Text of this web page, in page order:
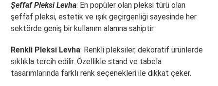
Şeffaf Pleksi Levha: En popüler olan pleksi türü olan
şeffaf pleksi, estetik ve ışık geçirgenliği sayesinde her
sektörde geniş bir kullanım alanına sahiptir.
Renkli Pleksi Levha: Renkli pleksiler, dekoratif ürünlerde
sıklıkla tercih edilir. Özellikle stand ve tabela
tasarımlarında farklı renk seçenekleri ile dikkat çeker.